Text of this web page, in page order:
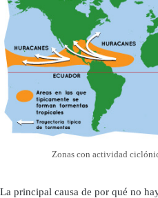
Zonas con actividad
La principal causa de por qué no